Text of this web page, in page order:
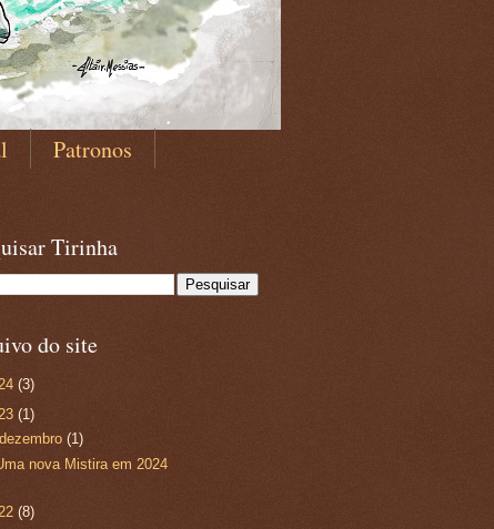
Patronos
Tirinha
do site
(3)
(1)
dezembro(1)
nova Mistira em 2024
(8)